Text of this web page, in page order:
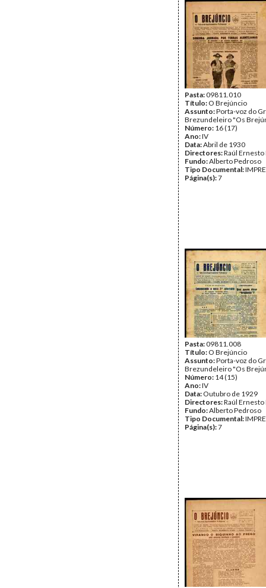
Pasta:09811.010
Título: O Brejúncio
Assunto:Porta-voz do
Brezundeleiro "Os
Número: 16 (17)
Ano:IV
Data:Abril de 1930
Directores:Raúl Ernesto
Fundo:Alberto Pedroso
Tipo Documental:
Página(s):7
Pasta:09811.008
Título: O Brejúncio
Assunto:Porta-voz do
Brezundeleiro "Os
Número: 14 (15)
Ano:IV
Data: Outubro de 1929
Directores:Raúl Ernesto
Fundo:Alberto Pedroso
Tipo Documental:
Página(s):7